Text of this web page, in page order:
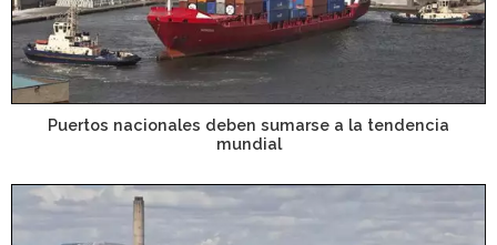
Puertos nacionales deben sumarse a la tendencia
mundial